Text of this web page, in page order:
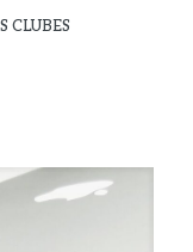
CLUBES